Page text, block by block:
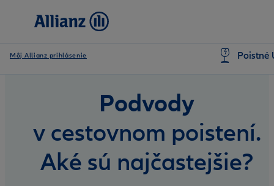
Môj Allianz prihlásenie Poistné
Podvody
v cestovnom poistení.
Aké sú najčastejšie?